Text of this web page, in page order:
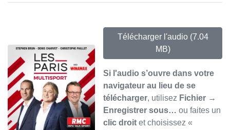
Télécharger l'audio (7.04
MB)
Si l'audio s’ouvre dans votre
navigateur au lieu de se
télécharger, utilisez Fichier →
Enregistrer sous… ou faites un
clic droit et choisissez «